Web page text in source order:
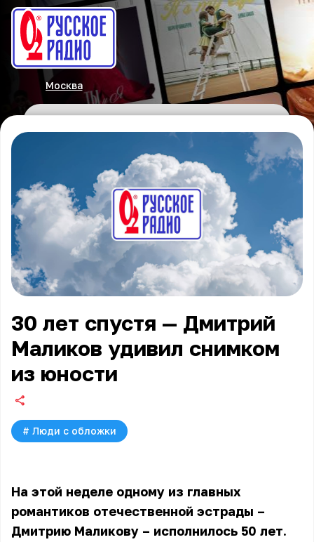
Москва
30 лет спустя — Дмитрий
Маликов удивил снимком
из юности
# Люди с обложки
На этой неделе одному из главных
романтиков отечественной эстрады –
Дмитрию Маликову – исполнилось 50 лет.